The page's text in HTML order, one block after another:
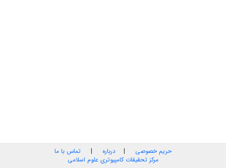
حریم خصوصی | درباره | تماس با ما
مرکز تحقیقات کامپیوتری علوم اسلامی